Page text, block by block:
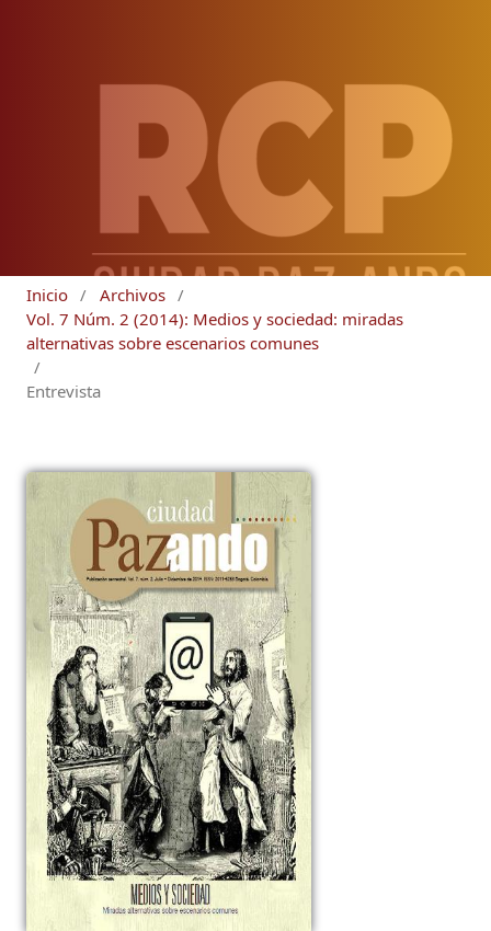
Inicio / Archivos /
Vol. 7 Núm. 2 (2014): Medios y sociedad: miradas
alternativas sobre escenarios comunes
/
Entrevista